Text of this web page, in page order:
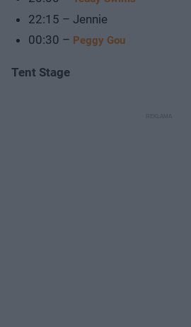
22:15 – Jennie
00:30 – Peggy Gou
Tent Stage